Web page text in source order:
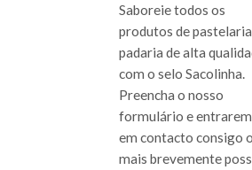
Saboreie todos os
produtos de
padaria de alta
com o selo Sacolinha.
Preencha o nosso
formulário e
em contacto consigo o
mais brevemente